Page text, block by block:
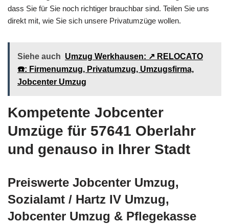
dass Sie für Sie noch richtiger brauchbar sind. Teilen Sie uns
direkt mit, wie Sie sich unsere Privatumzüge wollen.
Siehe auch Umzug Werkhausen: ↗️ RELOCATO
☎️: Firmenumzug, Privatumzug, Umzugsfirma,
Jobcenter Umzug
Kompetente Jobcenter
Umzüge für 57641 Oberlahr
und genauso in Ihrer Stadt
Preiswerte Jobcenter Umzug,
Sozialamt / Hartz IV Umzug,
Jobcenter Umzug & Pflegekasse